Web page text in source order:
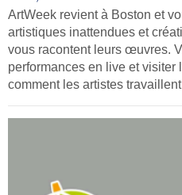
ArtWeek revient à Boston et
artistiques inattendues et
vous racontent leurs œuvres.
performances en live et visiter
comment les artistes